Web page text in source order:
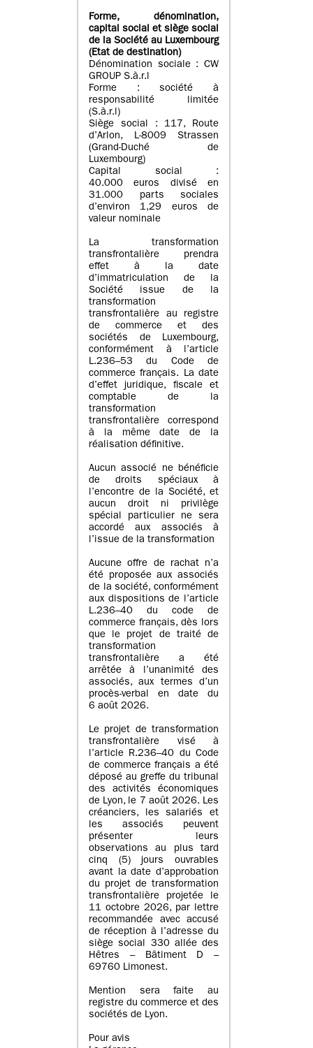
Forme, dénomination,
capital social et siège social
de la Société au Luxembourg
(Etat de destination)
Dénomination sociale : CW
GROUP S.à.r.l
Forme : société à
responsabilité limitée
(S.à.r.l)
Siège social : 117, Route
d’Arlon, L-8009 Strassen
(Grand-Duché de
Luxembourg)
Capital social :
40.000 euros divisé en
31.000 parts sociales
d’environ 1,29 euros de
valeur nominale
La transformation
transfrontalière prendra
effet à la date
d’immatriculation de la
Société issue de la
transformation
transfrontalière au registre
de commerce et des
sociétés de Luxembourg,
conformément à l’article
L.236–53 du Code de
commerce français. La date
d’effet juridique, fiscale et
comptable de la
transformation
transfrontalière correspond
à la même date de la
réalisation définitive.
Aucun associé ne bénéficie
de droits spéciaux à
l’encontre de la Société, et
aucun droit ni privilège
spécial particulier ne sera
accordé aux associés à
l’issue de la transformation
Aucune offre de rachat n’a
été proposée aux associés
de la société, conformément
aux dispositions de l’article
L.236–40 du code de
commerce français, dès lors
que le projet de traité de
transformation
transfrontalière a été
arrêtée à l’unanimité des
associés, aux termes d’un
procès-verbal en date du
6 août 2026.
Le projet de transformation
transfrontalière visé à
l’article R.236–40 du Code
de commerce français a été
déposé au greffe du tribunal
des activités économiques
de Lyon, le 7 août 2026. Les
créanciers, les salariés et
les associés peuvent
présenter leurs
observations au plus tard
cinq (5) jours ouvrables
avant la date d’approbation
du projet de transformation
transfrontalière projetée le
11 octobre 2026, par lettre
recommandée avec accusé
de réception à l’adresse du
siège social 330 allée des
Hêtres – Bâtiment D –
69760 Limonest.
Mention sera faite au
registre du commerce et des
sociétés de Lyon.
Pour avis